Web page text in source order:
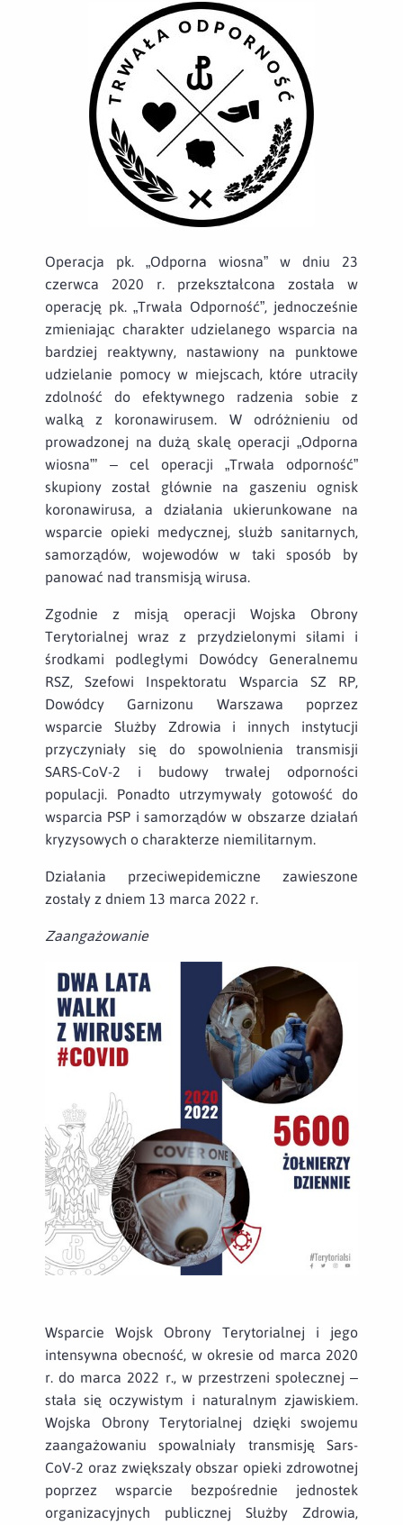
Operacja pk. „Odporna wiosna” w dniu 23
czerwca 2020 r. przekształcona została w
operację pk. „Trwała Odporność”, jednocześnie
zmieniając charakter udzielanego wsparcia na
bardziej reaktywny, nastawiony na punktowe
udzielanie pomocy w miejscach, które utraciły
zdolność do efektywnego radzenia sobie z
walką z koronawirusem. W odróżnieniu od
prowadzonej na dużą skalę operacji „Odporna
wiosna”’ – cel operacji „Trwała odporność”
skupiony został głównie na gaszeniu ognisk
koronawirusa, a działania ukierunkowane na
wsparcie opieki medycznej, służb sanitarnych,
samorządów, wojewodów w taki sposób by
panować nad transmisją wirusa.
Zgodnie z misją operacji Wojska Obrony
Terytorialnej wraz z przydzielonymi siłami i
środkami podległymi Dowódcy Generalnemu
RSZ, Szefowi Inspektoratu Wsparcia SZ RP,
Dowódcy Garnizonu Warszawa poprzez
wsparcie Służby Zdrowia i innych instytucji
przyczyniały się do spowolnienia transmisji
SARS-CoV-2 i budowy trwałej odporności
populacji. Ponadto utrzymywały gotowość do
wsparcia PSP i samorządów w obszarze działań
kryzysowych o charakterze niemilitarnym.
Działania przeciwepidemiczne zawieszone
zostały z dniem 13 marca 2022 r.
Zaangażowanie
Wsparcie Wojsk Obrony Terytorialnej i jego
intensywna obecność, w okresie od marca 2020
r. do marca 2022 r., w przestrzeni społecznej –
stała się oczywistym i naturalnym zjawiskiem.
Wojska Obrony Terytorialnej dzięki swojemu
zaangażowaniu spowalniały transmisję Sars-
CoV-2 oraz zwiększały obszar opieki zdrowotnej
poprzez wsparcie bezpośrednie jednostek
organizacyjnych publicznej Służby Zdrowia,